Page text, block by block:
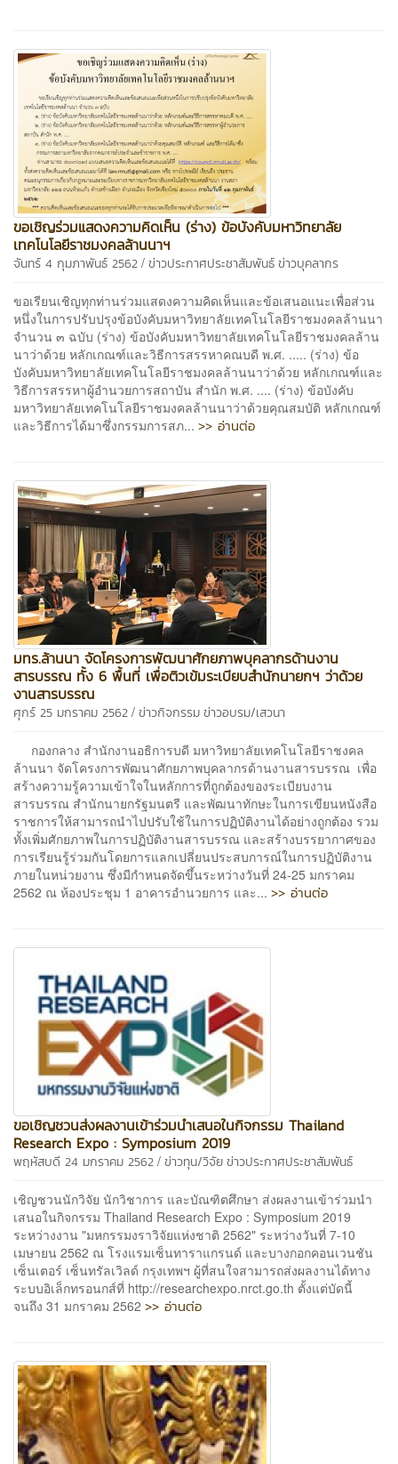
ขอเชิญร่วมแสดงความคิดเห็น (ร่าง) ข้อบังคับมหาวิทยาลัย
เทคโนโลยีราชมงคลล้านนาฯ
จันทร์ 4 กุมภาพันธ์ 2562 / ข่าวประกาศประชาสัมพันธ์ข่าวบุคลากร
ขอเรียนเชิญทุกท่านร่วมแสดงความคิดเห็นและข้อเสนอแนะเพื่อส่วน
หนึ่งในการปรับปรุงข้อบังคับมหาวิทยาลัยเทคโนโลยีราชมงคลล้านนา
จำนวน ๓ ฉบับ (ร่าง) ข้อบังคับมหาวิทยาลัยเทคโนโลยีราชมงคลล้าน
นาว่าด้วย หลักเกณฑ์และวิธีการสรรหาคณบดี พ.ศ. ..... (ร่าง) ข้อ
บังคับมหาวิทยาลัยเทคโนโลยีราชมงคลล้านนาว่าด้วย หลักเกณฑ์และ
วิธีการสรรหาผู้อำนวยการสถาบัน สำนัก พ.ศ. .... (ร่าง) ข้อบังคับ
มหาวิทยาลัยเทคโนโลยีราชมงคลล้านนาว่าด้วยคุณสมบัติ หลักเกณฑ์
และวิธีการได้มาซึ่งกรรมการสภ... >> อ่านต่อ
มทร.ล้านนา จัดโครงการพัฒนาศักยภาพบุคลากรด้านงาน
สารบรรณ ทั้ง 6 พื้นที่ เพื่อติวเข้มระเบียบสำนักนายกฯ ว่าด้วย
งานสารบรรณ
ศุกร์ 25 มกราคม 2562 / ข่าวกิจกรรมข่าวอบรม/เสวนา
กองกลาง สำนักงานอธิการบดี มหาวิทยาลัยเทคโนโลยีราชงคล
ล้านนา จัดโครงการพัฒนาศักยภาพบุคลากรด้านงานสารบรรณ เพื่อ
สร้างความรู้ความเข้าใจในหลักการที่ถูกต้องของระเบียบงาน
สารบรรณ สำนักนายกรัฐมนตรี และพัฒนาทักษะในการเขียนหนังสือ
ราชการให้สามารถนำไปปรับใช้ในการปฏิบัติงานได้อย่างถูกต้อง รวม
ทั้งเพิ่มศักยภาพในการปฏิบัติงานสารบรรณ และสร้างบรรยากาศของ
การเรียนรู้ร่วมกันโดยการแลกเปลี่ยนประสบการณ์ในการปฏิบัติงาน
ภายในหน่วยงาน ซึ่งมีกำหนดจัดขึ้นระหว่างวันที่ 24-25 มกราคม
2562 ณ ห้องประชุม 1 อาคารอำนวยการ และ... >> อ่านต่อ
ขอเชิญชวนส่งผลงานเข้าร่วมนำเสนอในกิจกรรม Thailand
Research Expo : Symposium 2019
พฤหัสบดี 24 มกราคม 2562 / ข่าวทุน/วิจัยข่าวประกาศประชาสัมพันธ์
เชิญชวนนักวิจัย นักวิชาการ และบัณฑิตศึกษา ส่งผลงานเข้าร่วมนำ
เสนอในกิจกรรม Thailand Research Expo : Symposium 2019
ระหว่างงาน "มหกรรมงราวิจัยแห่งชาติ 2562" ระหว่างวันที่ 7-10
เมษายน 2562 ณ โรงแรมเซ็นทาราแกรนด์ และบางกอกคอนเวนชัน
เซ็นเตอร์ เซ็นทรัลเวิลด์ กรุงเทพฯ ผู้ที่สนใจสามารถส่งผลงานได้ทาง
ระบบอิเล็กทรอนกส์ที่ http://researchexpo.nrct.go.th ตั้งแต่บัดนี้
จนถึง 31 มกราคม 2562 >> อ่านต่อ